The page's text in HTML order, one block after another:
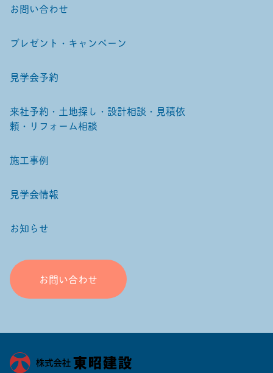
お問い合わせ
プレゼント・キャンペーン
見学会予約
来社予約・土地探し・設計相談・見積依
頼・リフォーム相談
施工事例
見学会情報
お知らせ
お問い合わせ